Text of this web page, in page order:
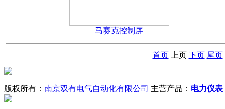
马赛克控制屏
首页 上页 下页 尾页
版权所有： 南京双有电气自动化有限公司 主营产品： 电力仪表